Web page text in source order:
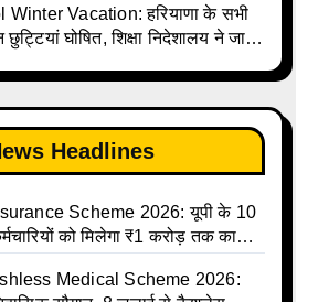
Avkash Talika 2025 | UP
avkash suchi | UP
| Madhyamik School Holidays
Vacation: हरियाणा के सभी
घोषित, शिक्षा निदेशालय ने जारी
Headlines
Scheme 2026: यूपी के 10
को मिलेगा ₹1 करोड़ तक का
Medical Scheme 2026: